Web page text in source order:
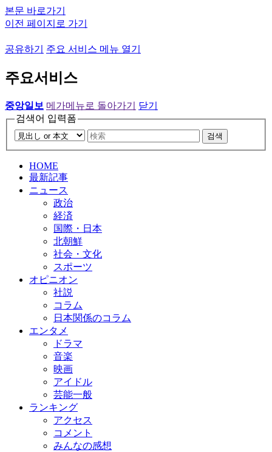
본문 바로가기
이전 페이지로 가기
공유하기 주요 서비스 메뉴 열기
주요서비스
중앙일보 메가메뉴로 돌아가기
닫기
검색어 입력폼
검색
HOME
最新記事
ニュース
政治
経済
国際・日本
北朝鮮
社会・文化
スポーツ
オピニオン
社説
コラム
日本関係のコラム
エンタメ
ドラマ
音楽
映画
アイドル
芸能一般
ランキング
アクセス
コメント
みんなの感想